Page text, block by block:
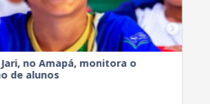
no Amapá, monitora o
de alunos